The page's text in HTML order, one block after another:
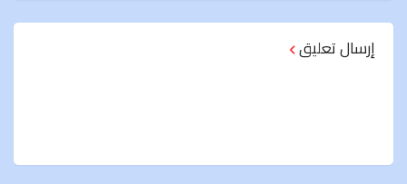
إرسال تعليق